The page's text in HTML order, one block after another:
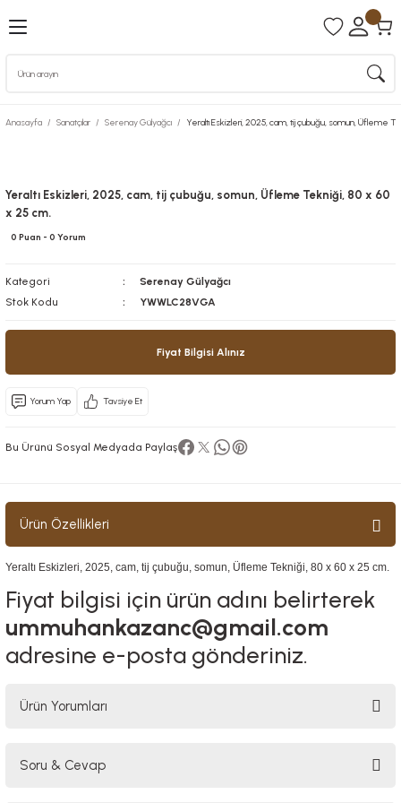
Anasayfa Sanatçılar Serenay Gülyağcı Yeraltı Eskizleri, 2025, cam, tij çubuğu, somun, Üfleme
Yeraltı Eskizleri, 2025, cam, tij çubuğu, somun, Üfleme Tekniği, 80 x 60
x 25 cm.
0 Puan - 0 Yorum
Kategori
Serenay Gülyağcı
Stok Kodu
YWWLC28VGA
Fiyat Bilgisi Alınız
Yorum Yap Tavsiye Et
Bu Ürünü Sosyal Medyada Paylaş
Ürün Özellikleri
Yeraltı Eskizleri, 2025, cam, tij çubuğu, somun, Üfleme Tekniği, 80 x 60 x 25 cm.
Fiyat bilgisi için ürün adını belirterek
ummuhankazanc@gmail.com
adresine e-posta gönderiniz.
Ürün Yorumları
Soru & Cevap